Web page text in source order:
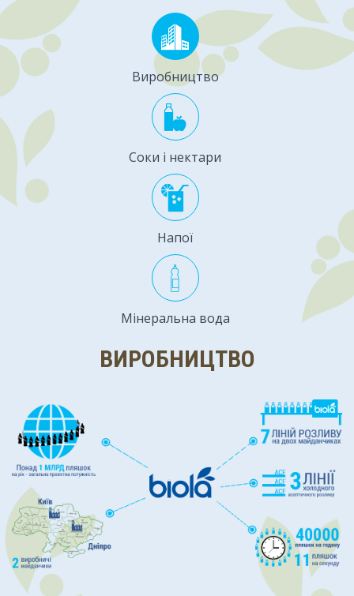
Виробництво
Соки і нектари
Напої
Мінеральна вода
ВИРОБНИЦТВО